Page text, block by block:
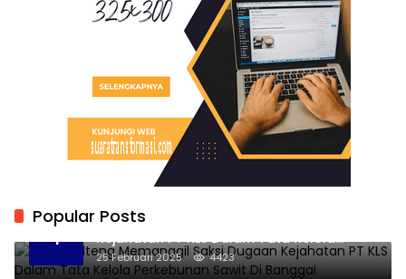
Popular Posts
1
Kejati Sulteng Memanggil Saksi Dugaan
Kejahatan PT KLS Dalam Tata Kelola
Perkebunan Sawit Di Banggai
25 Februari 2025 4423